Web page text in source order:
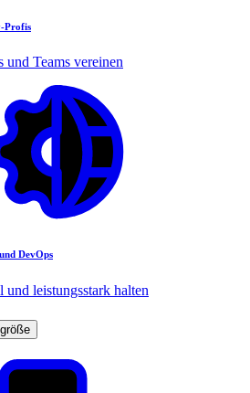
Profis
und Teams vereinen
DevOps
und leistungsstark halten